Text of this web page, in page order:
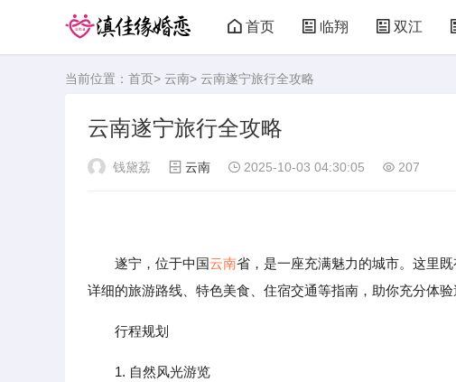
首页 临翔 双江
当前位置： 首页> 云南> 云南遂宁旅行全攻略
云南遂宁旅行全攻略
钱黛荔 云南 2025-10-03 04:30:05 207
遂宁，位于中国云南省，是一座充满魅力的城市。这里
详细的旅游路线、特色美食、住宿交通等指南，助你充分体验
行程规划
1. 自然风光游览